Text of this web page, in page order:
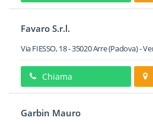
Favaro S.r.l.
Via FIESSO, 18-35020Arre(Padova) -
Chiama
Garbin Mauro